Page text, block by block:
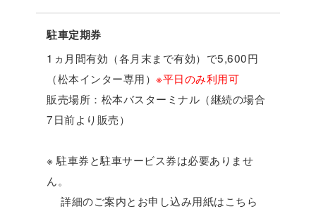
駐車定期券
1ヵ月間有効（各月末まで有効）で5,600円
（松本インター専用）※平日のみ利用可
販売場所：松本バスターミナル（継続の場合
7日前より販売）
※ 駐車券と駐車サービス券は必要ありませ
ん。
詳細のご案内とお申し込み用紙はこちら